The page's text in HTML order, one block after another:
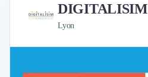
DIGITALISIM
Lyon